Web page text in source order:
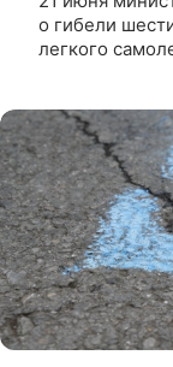
о гибели
легкого
ведомства,
Facebook
деятельность
запрещена в
подтверждают
находившихся
два